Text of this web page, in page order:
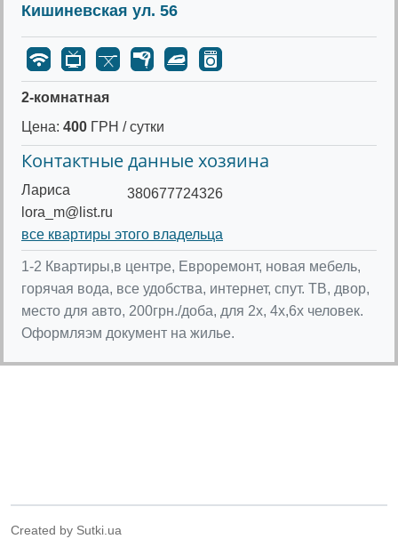
Кишиневская ул. 56
2-комнатная
Цена: 400 ГРН / сутки
Контактные данные хозяина
Лариса
lora_m@list.ru
380677724326
все квартиры этого владельца
1-2 Квартиры,в центре, Евроремонт, новая мебель,
горячая вода, все удобства, интернет, спут. ТВ, двор,
место для авто, 200грн./доба, для 2х, 4х,6х человек.
Оформляэм документ на жилье.
Created by Sutki.ua